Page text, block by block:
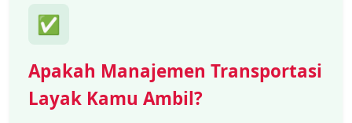
✅
Apakah Manajemen Transportasi
Layak Kamu Ambil?